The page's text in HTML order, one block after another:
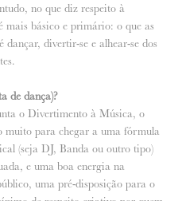
no que diz respeito à
mais básico e primário: o que as
dançar, divertir-se e alhear-se dos
de dança)?
o Divertimento à Música, o
muito para chegar a uma fórmula
(seja DJ, Banda ou outro tipo)
e uma boa energia na
uma pré-disposição para o